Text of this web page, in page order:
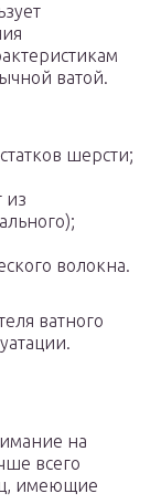
ватой.
шерсти;
из
волокна.
ватного
на
всего
имеющие